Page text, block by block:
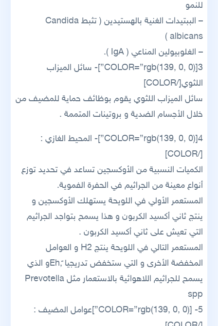
للنمو
– الببتيدات الغنية بالهستيدين ( تثبط Candida
albicans )
– الغلوبيولين المناعي ( IgA ).
3[COLOR=”rgb(139, 0, 0)”]- سائل الميزاب
اللثوي[/COLOR]
سائل الميزاب اللثوي يقوم بوظائف حماية للمضيف من
خلال الأجسام الضدية و بروتينات المتممة .
4[COLOR=”rgb(139, 0, 0)”]- المحيط الغازي :
[/COLOR]
الكميات النسبية من الأوكسجين تساعد في تحديد توزع
أنواع معينة من الجراثيم في الحفرة الفموية.
المستعمر الأولي في اللويحة يستهلك الأوكسجين و
ينتج ثاني أكسيد الكربون و هذا يسمح بتواجد الجراثيم
التي تعيش على ثاني أكسيد الكربون .
المستعمر التالي في اللويحة ينتج H2 و العوامل
المخفضة الأخرى و التي ستخفض تدريجيا ً,Ehو الذي
يسمح للجراثيم اللاهوائية بالاستعمار مثل Prevotella
spp
5- [COLOR=”rgb(139, 0, 0)”]عوامل المضيف :